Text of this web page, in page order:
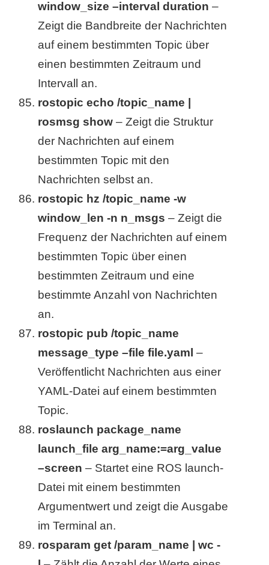
window_size –interval duration –
Zeigt die Bandbreite der Nachrichten
auf einem bestimmten Topic über
einen bestimmten Zeitraum und
Intervall an.
rostopic echo /topic_name |
rosmsg show – Zeigt die Struktur
der Nachrichten auf einem
bestimmten Topic mit den
Nachrichten selbst an.
rostopic hz /topic_name -w
window_len -n n_msgs – Zeigt die
Frequenz der Nachrichten auf einem
bestimmten Topic über einen
bestimmten Zeitraum und eine
bestimmte Anzahl von Nachrichten
an.
rostopic pub /topic_name
message_type –file file.yaml –
Veröffentlicht Nachrichten aus einer
YAML-Datei auf einem bestimmten
Topic.
roslaunch package_name
launch_file arg_name:=arg_value
–screen – Startet eine ROS launch-
Datei mit einem bestimmten
Argumentwert und zeigt die Ausgabe
im Terminal an.
rosparam get /param_name | wc -